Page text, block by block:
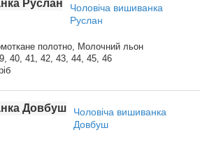
Чоловіча вишиванка
Руслан
полотно, Молочний льон
40, 41, 42, 43, 44, 45, 46
Чоловіча вишиванка
Довбуш